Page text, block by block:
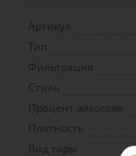
Артикул
Тип
Фильтрация
Стиль
Процент алкоголя
Плотность
Вид тары